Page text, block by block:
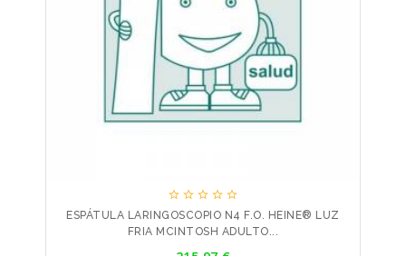
    
ESPÁTULA LARINGOSCOPIO N4 F.O. HEINE® LUZ
FRIA MCINTOSH ADULTO...